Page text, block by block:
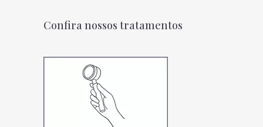
Confira nossos tratamentos